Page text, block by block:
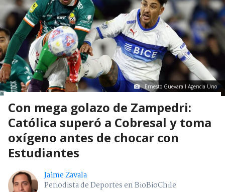
Ernesto Guevara I Agencia Uno
Con mega golazo de Zampedri:
Católica superó a Cobresal y toma
oxígeno antes de chocar con
Estudiantes
Jaime Zavala
Periodista de Deportes en BioBioChile